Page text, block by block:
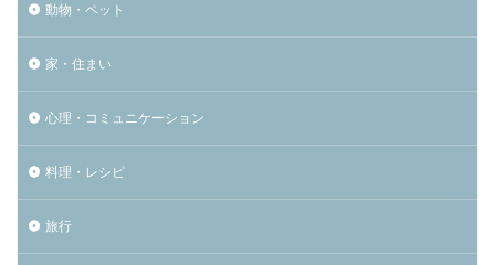
動物・ペット
家・住まい
心理・コミュニケーション
料理・レシピ
旅行